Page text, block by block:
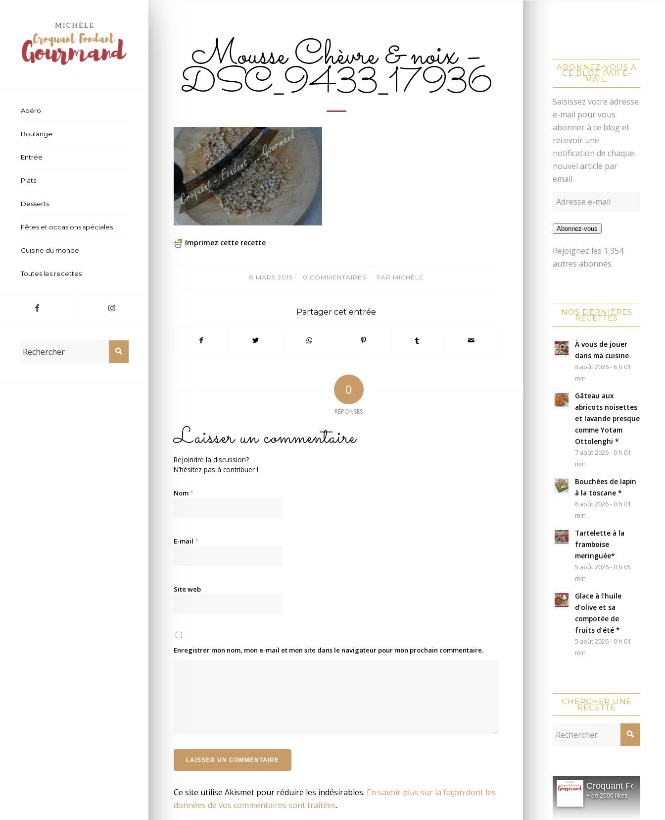
Apéro
Boulange
Entrée
Plats
Desserts
Fêtes et occasions spéciales
Cuisine du monde
Toutes les recettes
Mousse Chèvre & noix –
DSC_9433_17936
Imprimez cette recette
8 MARS 2015
/ 0 COMMENTAIRES
/ PAR MICHÈLE
Partager cet entrée
0
RÉPONSES
Laisser un commentaire
Rejoindre la discussion?
N’hésitez pas à contribuer !
Nom*
E-mail *
Site web
Enregistrer mon nom, mon e-mail et mon site dans le navigateur pour mon prochain commentaire.
Ce site utilise Akismet pour réduire les indésirables. En savoir plus sur la façon dont les
données de vos commentaires sont traitées.
ABONNEZ-VOUS À
CE BLOG PAR E-
MAIL.
Saisissez votre adresse
e-mail pour vous
abonner à ce blog et
recevoir une
notification de chaque
nouvel article par
email.
Abonnez-vous
Rejoignez les 1 354
autres abonnés
NOS DERNIÈRES
RECETTES
À vous de jouer
dans ma cuisine
8 août 2026 - 6 h 01
min
Gâteau aux
abricots noisettes
et lavande presque
comme Yotam
Ottolenghi *
7 août 2026 - 0 h 01
min
Bouchées de lapin
à la toscane *
6 août 2026 - 0 h 01
min
Tartelette à la
framboise
meringuée*
5 août 2026 - 0 h 05
min
Glace à l’huile
d’olive et sa
compotée de
fruits d’été *
5 août 2026 - 0 h 01
min
CHERCHER UNE
RECETTE
Croquant Fondant
+ de 2000 likes